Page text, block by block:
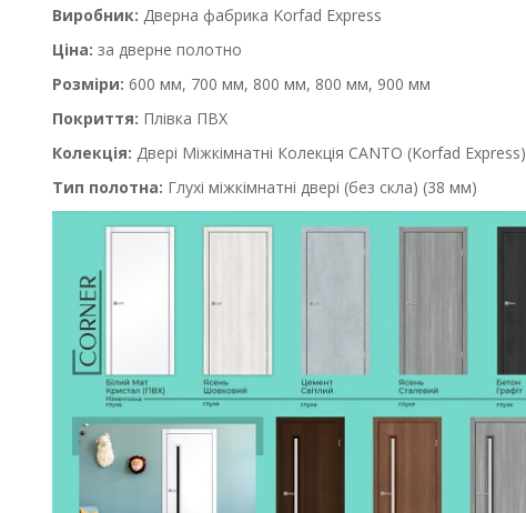
Виробник: Дверна фабрика Korfad Express
Ціна: за дверне полотно
Розміри: 600 мм, 700 мм, 800 мм, 800 мм, 900 мм
Покриття: Плівка ПВХ
Колекція: Двері Міжкімнатні Колекція CANTO (Korfad Express)
Тип полотна: Глухі міжкімнатні двері (без скла) (38 мм)